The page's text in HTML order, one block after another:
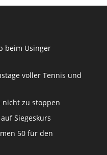
beim Usinger
voller Tennis und
nicht zu stoppen
Siegeskurs
50 für den